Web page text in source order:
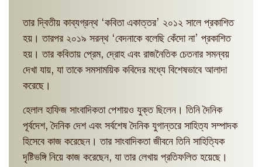
তার দ্বিতীয় কাব্যগ্রন্থ ‘কবিতা একাত্তর’ ২০১২ সালে প্রকাশিত
হয়। তারপর ২০১৯ সরন্থ ‘বেদনাকে বলেছি কেঁদো না’ প্রকাশিত
হয়। তার কবিতায় প্রেম, দ্রোহ এবং রাজনৈতিক চেতনার সমন্বয়
দেখা যায়, যা তাকে সমসাময়িক কবিদের মধ্যে বিশেষভাবে আলাদা
করেছে।
হেলাল হাফিজ সাংবাদিকতা পেশায়ও যুক্ত ছিলেন। তিনি দৈনিক
পূর্বদেশ, দৈনিক দেশ এবং সর্বশেষ দৈনিক যুগান্তরে সাহিত্য সম্পাদক
হিসেবে কাজ করেছেন। তার সাংবাদিকতা জীবনে তিনি সাহিত্যিক
দৃষ্টিভঙ্গি নিয়ে কাজ করেছেন, যা তার লেখায় প্রতিফলিত হয়েছে।